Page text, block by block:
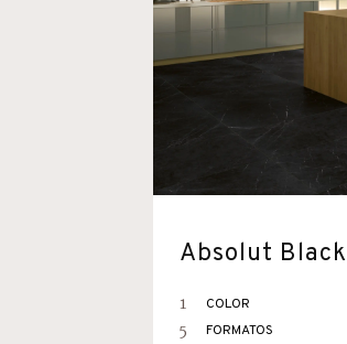
Absolut Black
1 COLOR
5 FORMATOS